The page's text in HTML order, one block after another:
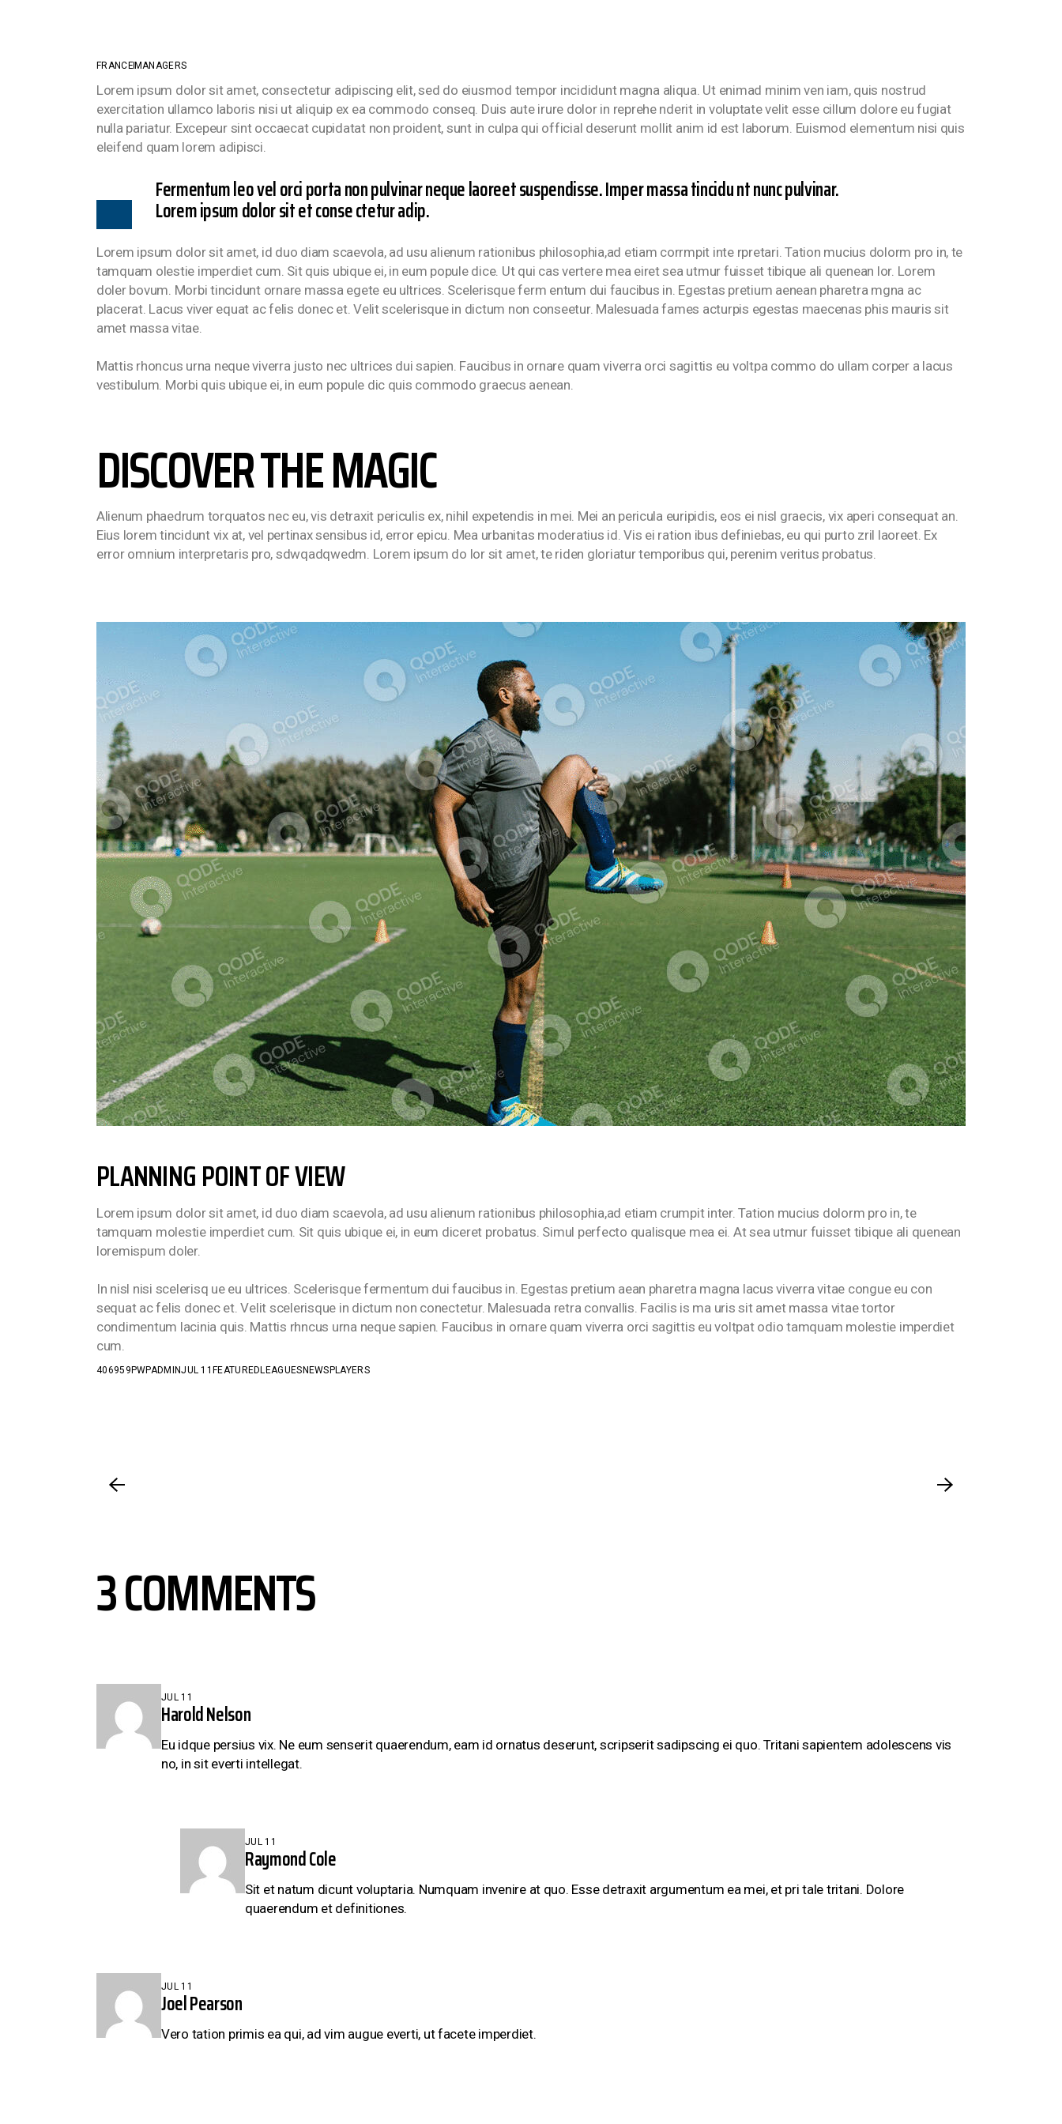
FRANCE MANAGERS
Lorem ipsum dolor sit amet, consectetur adipiscing elit, sed do eiusmod tempor incididunt magna aliqua. Ut enimad minim ven iam, quis nostrud
exercitation ullamco laboris nisi ut aliquip ex ea commodo conseq. Duis aute irure dolor in reprehe nderit in voluptate velit esse cillum dolore eu fugiat
nulla pariatur. Excepeur sint occaecat cupidatat non proident, sunt in culpa qui official deserunt mollit anim id est laborum. Euismod elementum nisi quis
eleifend quam lorem adipisci.
Fermentum leo vel orci porta non pulvinar neque laoreet suspendisse. Imper massa tincidu nt nunc pulvinar.
Lorem ipsum dolor sit et conse ctetur adip.
Lorem ipsum dolor sit amet, id duo diam scaevola, ad usu alienum rationibus philosophia,ad etiam corrmpit inte rpretari. Tation mucius dolorm pro in, te
tamquam olestie imperdiet cum. Sit quis ubique ei, in eum popule dice. Ut qui cas vertere mea eiret sea utmur fuisset tibique ali quenean lor. Lorem
doler bovum. Morbi tincidunt ornare massa egete eu ultrices. Scelerisque ferm entum dui faucibus in. Egestas pretium aenean pharetra mgna ac
placerat. Lacus viver equat ac felis donec et. Velit scelerisque in dictum non conseetur. Malesuada fames acturpis egestas maecenas phis mauris sit
amet massa vitae.
Mattis rhoncus urna neque viverra justo nec ultrices dui sapien. Faucibus in ornare quam viverra orci sagittis eu voltpa commo do ullam corper a lacus
vestibulum. Morbi quis ubique ei, in eum popule dic quis commodo graecus aenean.
DISCOVER THE MAGIC
Alienum phaedrum torquatos nec eu, vis detraxit periculis ex, nihil expetendis in mei. Mei an pericula euripidis, eos ei nisl graecis, vix aperi consequat an.
Eius lorem tincidunt vix at, vel pertinax sensibus id, error epicu. Mea urbanitas moderatius id. Vis ei ration ibus definiebas, eu qui purto zril laoreet. Ex
error omnium interpretaris pro, sdwqadqwedm. Lorem ipsum do lor sit amet, te riden gloriatur temporibus qui, perenim veritus probatus.
PLANNING POINT OF VIEW
Lorem ipsum dolor sit amet, id duo diam scaevola, ad usu alienum rationibus philosophia,ad etiam crumpit inter. Tation mucius dolorm pro in, te
tamquam molestie imperdiet cum. Sit quis ubique ei, in eum diceret probatus. Simul perfecto qualisque mea ei. At sea utmur fuisset tibique ali quenean
loremispum doler.
In nisl nisi scelerisq ue eu ultrices. Scelerisque fermentum dui faucibus in. Egestas pretium aean pharetra magna lacus viverra vitae congue eu con
sequat ac felis donec et. Velit scelerisque in dictum non conectetur. Malesuada retra convallis. Facilis is ma uris sit amet massa vitae tortor
condimentum lacinia quis. Mattis rhncus urna neque sapien. Faucibus in ornare quam viverra orci sagittis eu voltpat odio tamquam molestie imperdiet
cum.
406959PWPADMINJUL 11 FEATURED LEAGUES NEWS PLAYERS
3 COMMENTS
JUL 11
Harold Nelson
Eu idque persius vix. Ne eum senserit quaerendum, eam id ornatus deserunt, scripserit sadipscing ei quo. Tritani sapientem adolescens vis
no, in sit everti intellegat.
JUL 11
Raymond Cole
Sit et natum dicunt voluptaria. Numquam invenire at quo. Esse detraxit argumentum ea mei, et pri tale tritani. Dolore
quaerendum et definitiones.
JUL 11
Joel Pearson
Vero tation primis ea qui, ad vim augue everti, ut facete imperdiet.